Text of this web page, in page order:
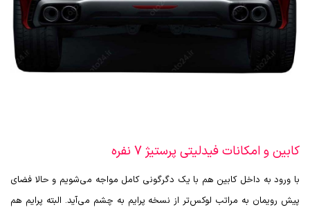
کابین و امکانات فیدلیتی پرستیژ 7 نفره
با ورود به داخل کابین هم با یک دگرگونی کامل مواجه می‌شویم و حالا فضای
پیش رویمان به مراتب لوکس‌تر از نسخه پرایم به چشم می‌آید. البته پرایم هم